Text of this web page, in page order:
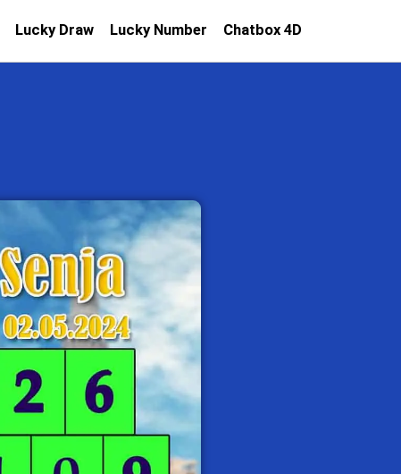
Lucky Draw Lucky Number Chatbox 4D